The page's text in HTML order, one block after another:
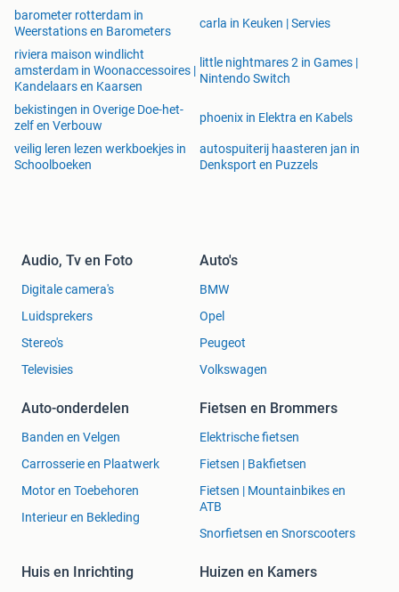
barometer rotterdam in
Weerstations en Barometers
carla in Keuken | Servies
riviera maison windlicht
amsterdam in Woonaccessoires |
Kandelaars en Kaarsen
little nightmares 2 in Games |
Nintendo Switch
bekistingen in Overige Doe-het-
zelf en Verbouw
phoenix in Elektra en Kabels
veilig leren lezen werkboekjes in
Schoolboeken
autospuiterij haasteren jan in
Denksport en Puzzels
Audio, Tv en Foto
Digitale camera's
Luidsprekers
Stereo's
Televisies
Auto's
BMW
Opel
Peugeot
Volkswagen
Auto-onderdelen
Banden en Velgen
Carrosserie en Plaatwerk
Motor en Toebehoren
Interieur en Bekleding
Fietsen en Brommers
Elektrische fietsen
Fietsen | Bakfietsen
Fietsen | Mountainbikes en
ATB
Snorfietsen en Snorscooters
Huis en Inrichting Huizen en Kamers